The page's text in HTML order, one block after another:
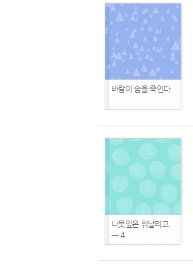
바람이 숨을 죽인다
나뭇잎은 휘날리고
ㅡ 4